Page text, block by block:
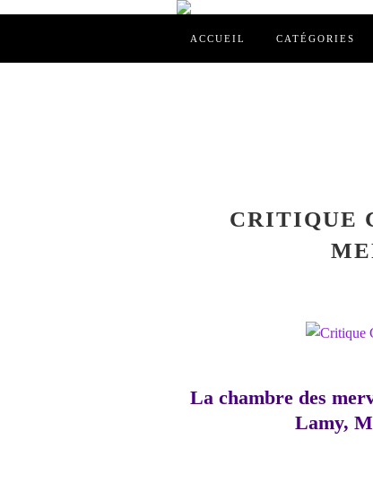
ACCUEIL CATÉGORIES
CRITIQUE
La chambre des
Lamy,